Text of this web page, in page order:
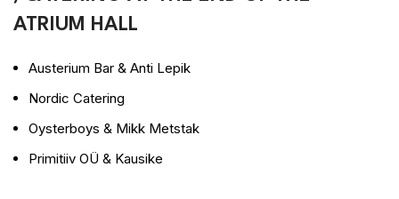
ATRIUM HALL
Austerium Bar & Anti Lepik
Nordic Catering
Oysterboys & Mikk Metstak
Primitiiv OÜ & Kausike